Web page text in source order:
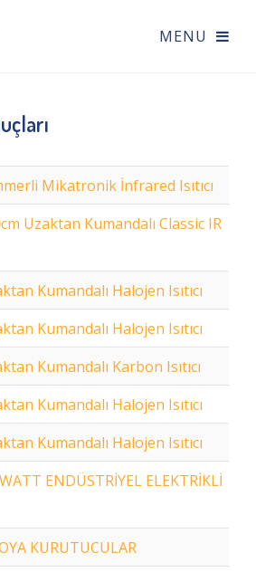
Mikatronik İnfrared Isıtıcı
Uzaktan Kumandalı Classic IR
Kumandalı Halojen Isıtıcı
Kumandalı Halojen Isıtıcı
Kumandalı Karbon Isıtıcı
Kumandalı Halojen Isıtıcı
Kumandalı Halojen Isıtıcı
ENDÜSTRİYEL ELEKTRİKLİ
KURUTUCULAR